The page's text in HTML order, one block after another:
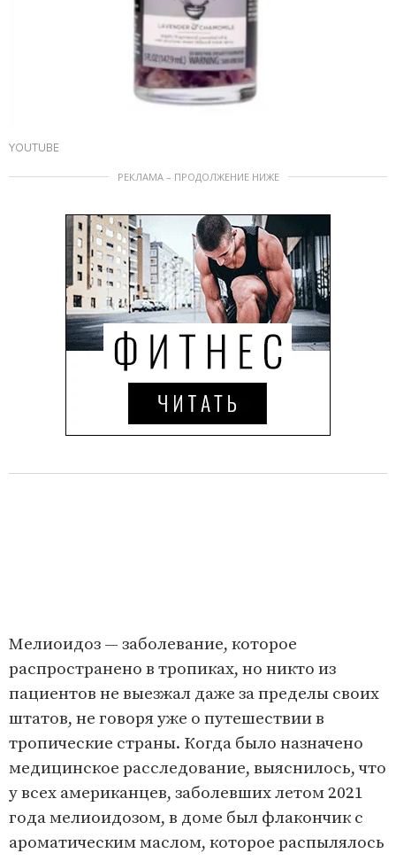
YOUTUBE
РЕКЛАМА – ПРОДОЛЖЕНИЕ НИЖЕ
Мелиоидоз — заболевание, которое
распространено в тропиках, но никто из
пациентов не выезжал даже за пределы своих
штатов, не говоря уже о путешествии в
тропические страны. Когда было назначено
медицинское расследование, выяснилось, что
у всех американцев, заболевших летом 2021
года мелиоидозом, в доме был флакончик с
ароматическим маслом, которое распылялось